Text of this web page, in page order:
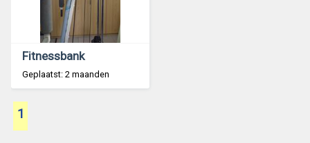
Fitnessbank
Geplaatst: 2 maanden
1